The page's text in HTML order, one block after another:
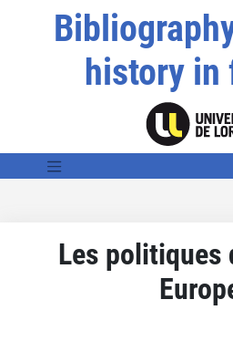
history in
Les politiques